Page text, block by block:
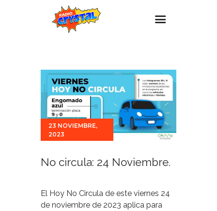
Estaciones
Eventos
Promociones
Noticias
Para ti
Contacto
23 NOVIEMBRE,
2023
No circula: 24 Noviembre.
El Hoy No Circula de este viernes 24
de noviembre de 2023 aplica para